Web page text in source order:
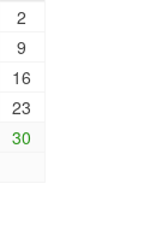
2
9
16
23
30